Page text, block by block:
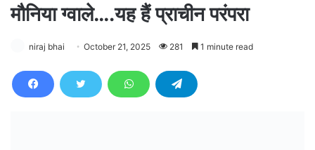
मौनिया ग्वाले….यह हैं प्राचीन परंपरा
niraj bhai October 21, 2025 281 1 minute read